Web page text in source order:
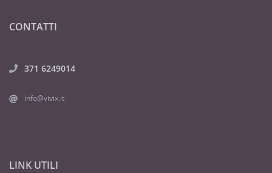
CONTATTI
371 6249014
info@vivix.it
LINK UTILI